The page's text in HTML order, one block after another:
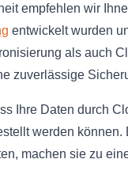
empfehlen wir
entwickelt wurden
als auch
zuverlässige
Ihre Daten durch
werden
machen sie zu